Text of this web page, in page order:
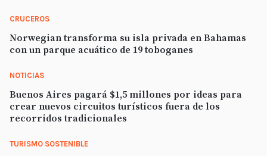
CRUCEROS
Norwegian transforma su isla privada en Bahamas
con un parque acuático de 19 toboganes
NOTICIAS
Buenos Aires pagará $1,5 millones por ideas para
crear nuevos circuitos turísticos fuera de los
recorridos tradicionales
TURISMO SOSTENIBLE